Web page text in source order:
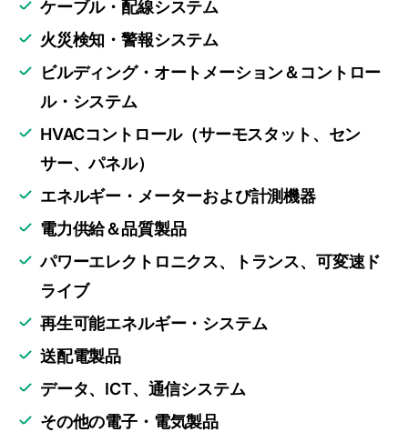
ケーブル・配線システム
火災検知・警報システム
ビルディング・オートメーション＆コントロー
ル・システム
HVACコントロール（サーモスタット、セン
サー、パネル）
エネルギー・メーターおよび計測機器
電力供給＆品質製品
パワーエレクトロニクス、トランス、可変速ド
ライブ
再生可能エネルギー・システム
送配電製品
データ、ICT、通信システム
その他の電子・電気製品